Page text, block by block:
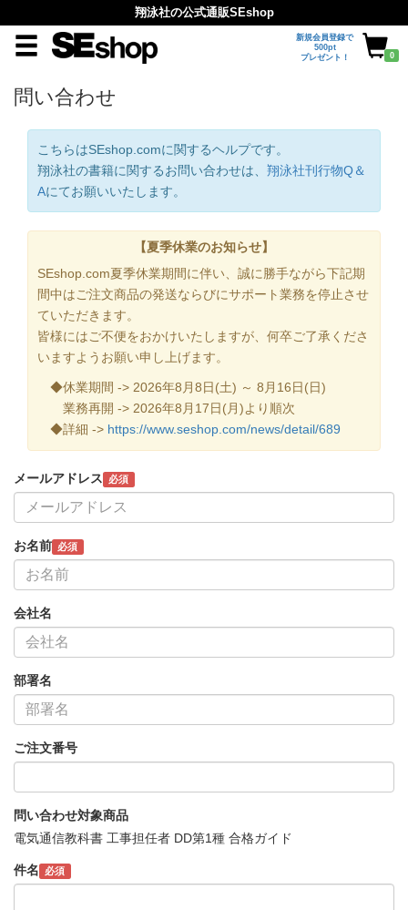
翔泳社の公式通販SEshop
新規会員登録で
500pt
プレゼント！
0
問い合わせ
こちらはSEshop.comに関するヘルプです。
翔泳社の書籍に関するお問い合わせは、 翔泳社刊行物Q＆
Aにてお願いいたします。
【夏季休業のお知らせ】
SEshop.com夏季休業期間に伴い、誠に勝手ながら下記期
間中はご注文商品の発送ならびにサポート業務を停止させ
ていただきます。
皆様にはご不便をおかけいたしますが、何卒ご了承くださ
いますようお願い申し上げます。
◆休業期間 -> 2026年8月8日(土) ～ 8月16日(日)
業務再開 -> 2026年8月17日(月)より順次
◆詳細 -> https://www.seshop.com/news/detail/689
メールアドレス 必須
お名前 必須
会社名
部署名
ご注文番号
問い合わせ対象商品
電気通信教科書 工事担任者 DD第1種 合格ガイド
件名 必須